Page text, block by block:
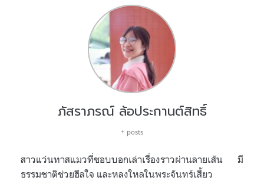
ภัสราภรณ์ ล้อประกานต์สิทธิ์
+ posts
สาวแว่นทาสแมวที่ชอบบอกเล่าเรื่องราวผ่านลายเส้น มี
ธรรมชาติช่วยฮีลใจ และหลงใหลในพระจันทร์เสี้ยว